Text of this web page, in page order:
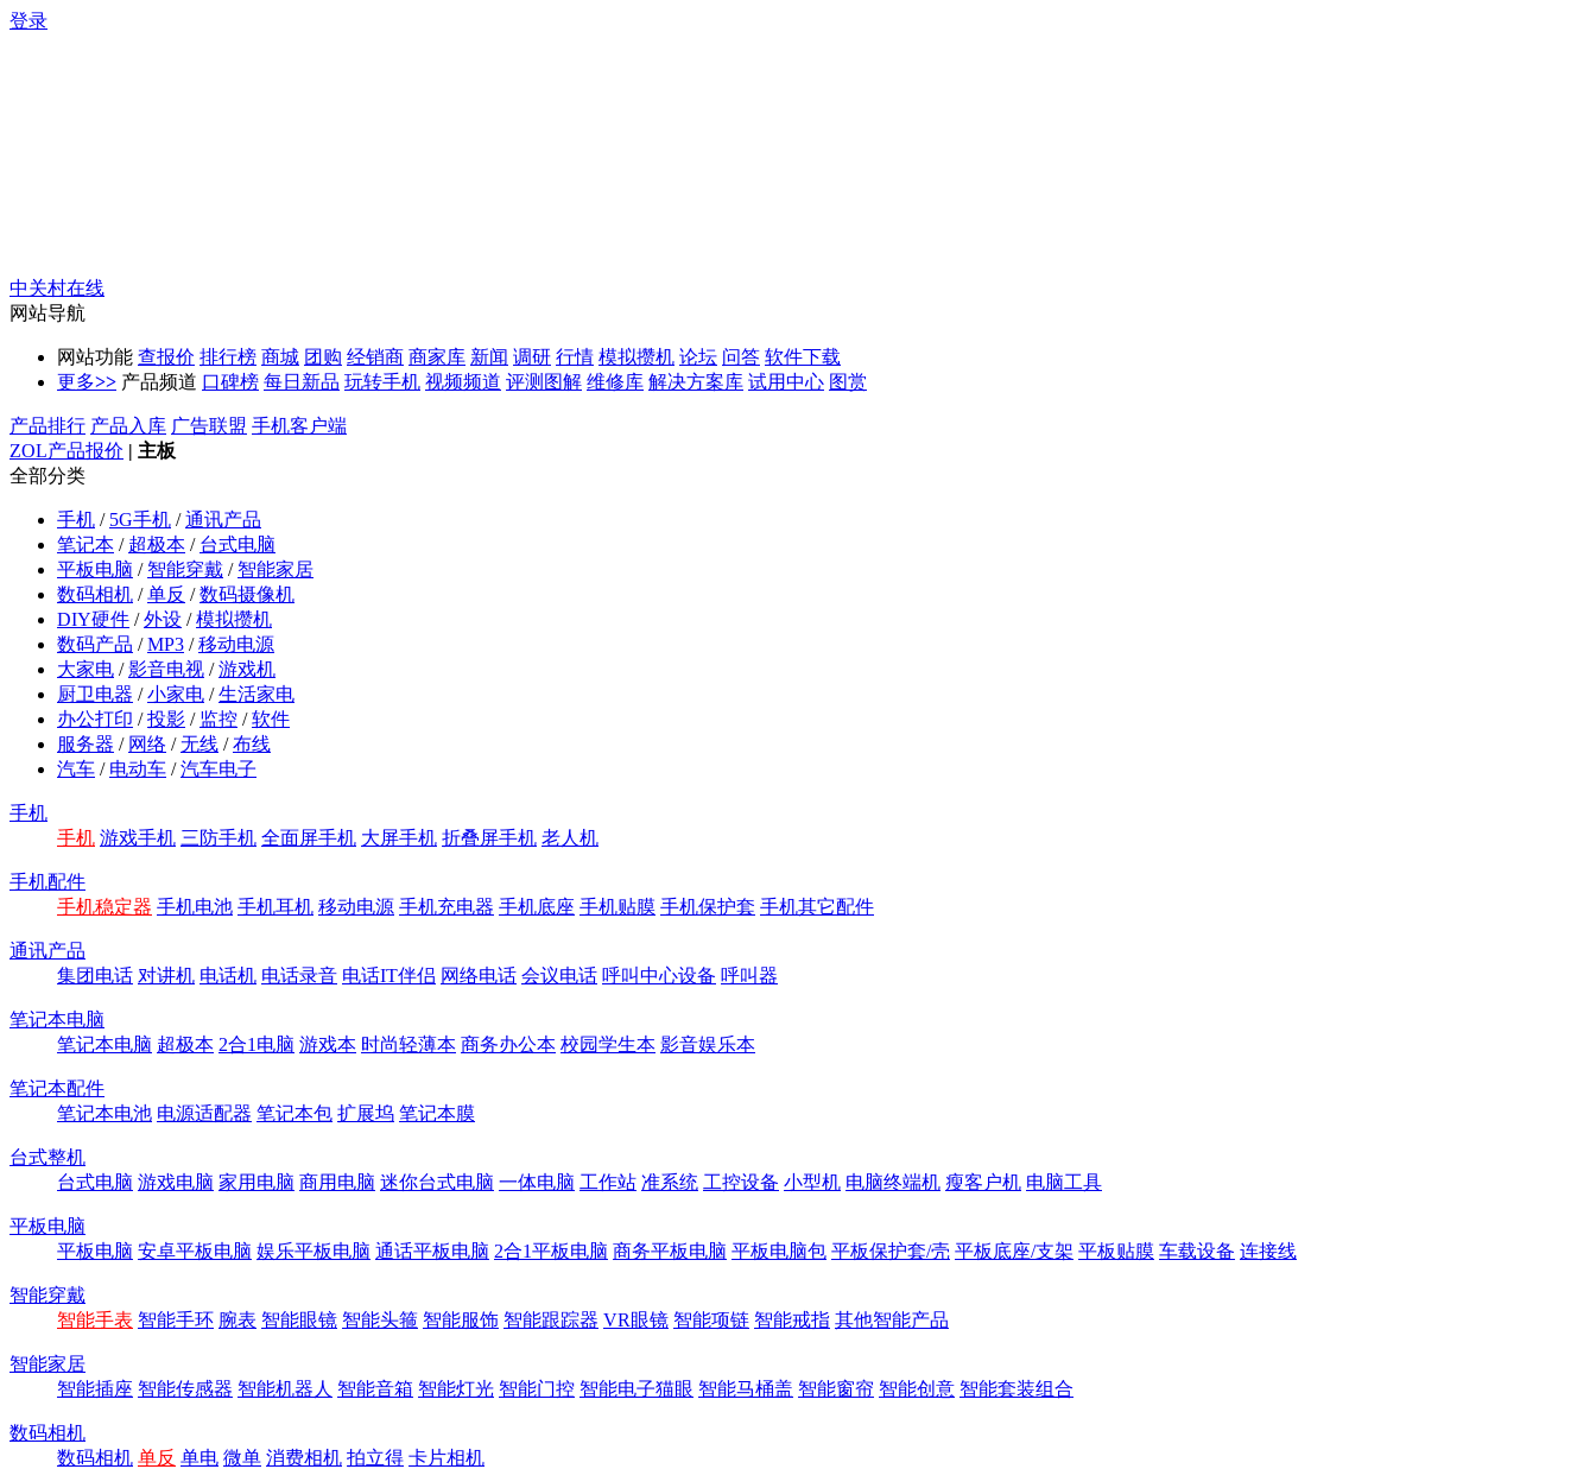
登录
中关村在线
网站导航
网站功能 查报价 排行榜 商城 团购 经销商 商家库 新闻 调研 行情 模拟攒机 论坛 问答 软件下载
更多>> 产品频道 口碑榜 每日新品 玩转手机 视频频道 评测图解 维修库 解决方案库 试用中心 图赏
产品排行 产品入库 广告联盟 手机客户端
ZOL产品报价 | 主板
全部分类
手机 / 5G手机 /通讯产品
笔记本 / 超极本 / 台式电脑
平板电脑 / 智能穿戴 / 智能家居
数码相机 /单反 /数码摄像机
DIY硬件 /外设 /模拟攒机
数码产品 /MP3 /移动电源
大家电 /影音电视 /游戏机
厨卫电器 /小家电 /生活家电
办公打印 /投影 / 监控 /软件
服务器 / 网络 /无线 /布线
汽车 / 电动车 /汽车电子
手机
手机 游戏手机 三防手机 全面屏手机 大屏手机 折叠屏手机 老人机
手机配件
手机稳定器 手机电池 手机耳机 移动电源 手机充电器 手机底座 手机贴膜 手机保护套 手机其它配件
通讯产品
集团电话 对讲机 电话机 电话录音 电话IT伴侣 网络电话 会议电话 呼叫中心设备 呼叫器
笔记本电脑
笔记本电脑 超极本 2合1电脑 游戏本 时尚轻薄本 商务办公本 校园学生本 影音娱乐本
笔记本配件
笔记本电池 电源适配器 笔记本包 扩展坞 笔记本膜
台式整机
台式电脑 游戏电脑 家用电脑 商用电脑 迷你台式电脑 一体电脑 工作站 准系统 工控设备 小型机 电脑终端机 瘦客户机 电脑工具
平板电脑
平板电脑 安卓平板电脑 娱乐平板电脑 通话平板电脑 2合1平板电脑 商务平板电脑 平板电脑包 平板保护套/壳 平板底座/支架 平板贴膜 车载设备 连接线
智能穿戴
智能手表 智能手环 腕表 智能眼镜 智能头箍 智能服饰 智能跟踪器 VR眼镜 智能项链 智能戒指 其他智能产品
智能家居
智能插座 智能传感器 智能机器人 智能音箱 智能灯光 智能门控 智能电子猫眼 智能马桶盖 智能窗帘 智能创意 智能套装组合
数码相机
数码相机 单反 单电 微单 消费相机 拍立得 卡片相机